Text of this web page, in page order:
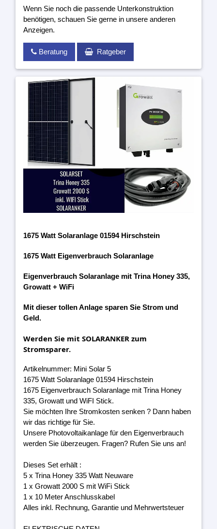
Wenn Sie noch die passende Unterkonstruktion
benötigen, schauen Sie gerne in unsere anderen
Anzeigen.
Beratung Ratgeber
1675 Watt Solaranlage 01594 Hirschstein
1675 Watt Eigenverbrauch Solaranlage
Eigenverbrauch Solaranlage mit Trina Honey 335,
Growatt + WiFi
Mit dieser tollen Anlage sparen Sie Strom und
Geld.
Werden Sie mit SOLARANKER zum
Stromsparer.
Artikelnummer: Mini Solar 5
1675 Watt Solaranlage 01594 Hirschstein
1675 Eigenverbrauch Solaranlage mit Trina Honey
335, Growatt und WiFI Stick.
Sie möchten Ihre Stromkosten senken ? Dann haben
wir das richtige für Sie.
Unsere Photovoltaikanlage für den Eigenverbrauch
werden Sie überzeugen. Fragen? Rufen Sie uns an!
Dieses Set erhält :
5 x Trina Honey 335 Watt Neuware
1 x Growatt 2000 S mit WiFi Stick
1 x 10 Meter Anschlusskabel
Alles inkl. Rechnung, Garantie und Mehrwertsteuer